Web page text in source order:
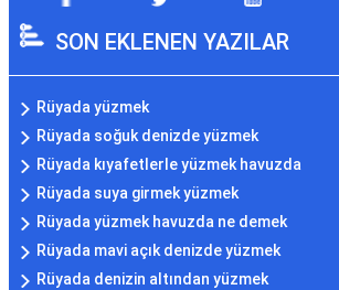
SON EKLENEN YAZILAR
Rüyada yüzmek
Rüyada soğuk denizde yüzmek
Rüyada kıyafetlerle yüzmek havuzda
Rüyada suya girmek yüzmek
Rüyada yüzmek havuzda ne demek
Rüyada mavi açık denizde yüzmek
Rüyada denizin altından yüzmek